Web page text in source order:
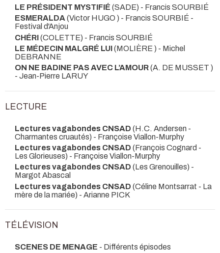
LE PRÉSIDENT MYSTIFIÉ (SADE) - Francis SOURBIÉ
ESMERALDA(Victor HUGO ) - Francis SOURBIÉ -
Festival d'Anjou
CHÉRI(COLETTE) - Francis SOURBIÉ
LE MÉDECIN MALGRÉ LUI(MOLIÈRE ) - Michel
DEBRANNE
ON NE BADINE PAS AVEC L’AMOUR(A. DE MUSSET )
- Jean-Pierre LARUY
LECTURE
Lectures vagabondes CNSAD (H.C. Andersen -
Charmantes cruautés) - Françoise Viallon-Murphy
Lectures vagabondes CNSAD (François Cognard -
Les Glorieuses) - Françoise Viallon-Murphy
Lectures vagabondes CNSAD (Les Grenouilles) -
Margot Abascal
Lectures vagabondes CNSAD (Céline Montsarrat - La
mère de la mariée) - Arianne PICK
TÉLÉVISION
SCENES DE MENAGE - Différents épisodes